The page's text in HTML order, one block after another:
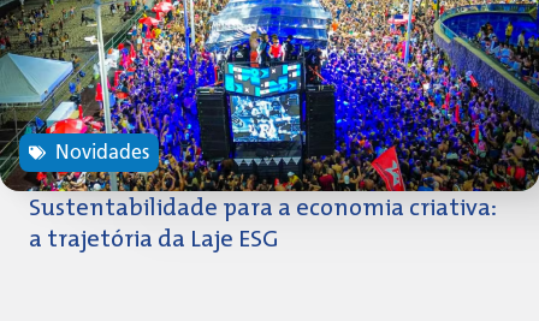
Novidades
Sustentabilidade para a economia criativa:
a trajetória da Laje ESG